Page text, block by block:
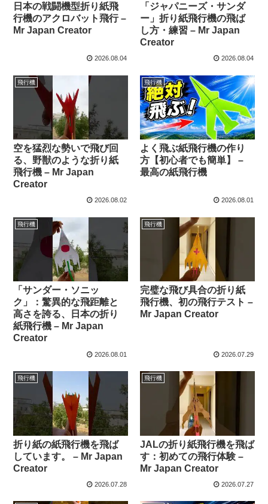
日本の戦闘機型折り紙飛
行機のアクロバット飛行 –
Mr Japan Creator
2026.08.04
「ジャパニーズ・サンダ
ー」折り紙飛行機の飛ば
し方・練習 – Mr Japan
Creator
2026.08.04
飛行機
空を猛烈な勢いで飛び回
る、野獣のような折り紙
飛行機 – Mr Japan
Creator
2026.08.02
飛行機
よく飛ぶ紙飛行機の作り
方【初心者でも簡単】 –
最高の紙飛行機
2026.08.01
飛行機
「サンダー・ソニッ
ク」：驚異的な飛距離と
高さを誇る、日本の折り
紙飛行機 – Mr Japan
Creator
2026.08.01
飛行機
完璧な飛び具合の折り紙
飛行機、初の飛行テスト –
Mr Japan Creator
2026.07.29
飛行機
折り紙の紙飛行機を飛ば
しています。 – Mr Japan
Creator
2026.07.28
飛行機
JALの折り紙飛行機を飛ば
す：初めての飛行体験 –
Mr Japan Creator
2026.07.27